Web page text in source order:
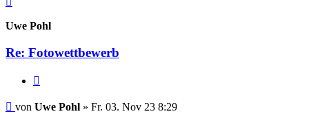
Uwe Pohl
Re: Fotowettbewerb
Beitrag
von Uwe Pohl » Fr. 03. Nov 23 8:29